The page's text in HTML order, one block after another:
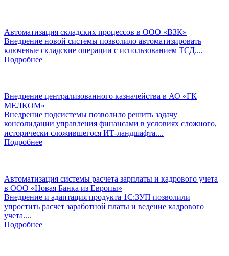
Автоматизация складских процессов в ООО «ВЗК»
Внедрение новой системы позволило автоматизировать
ключевые складские операции с использованием ТСД....
Подробнее
Внедрение централизованного казначейства в АО «ГК
МЕЛКОМ»
Внедрение подсистемы позволило решить задачу
консолидации управления финансами в условиях сложного,
исторически сложившегося ИТ-ландшафта....
Подробнее
Автоматизация системы расчета зарплаты и кадрового учета
в ООО «Новая Банка из Европы»
Внедрение и адаптация продукта 1С:ЗУП позволили
упростить расчет заработной платы и ведение кадрового
учета....
Подробнее